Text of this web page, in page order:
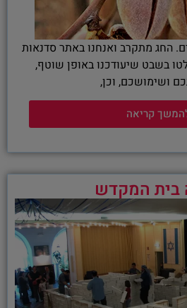
החג מתקרב ואנחנו באתר סדנאות
בשבט שיעודכנו באופן שוטף,
ושימושכם, וכן,
קריאה
בית המקדש